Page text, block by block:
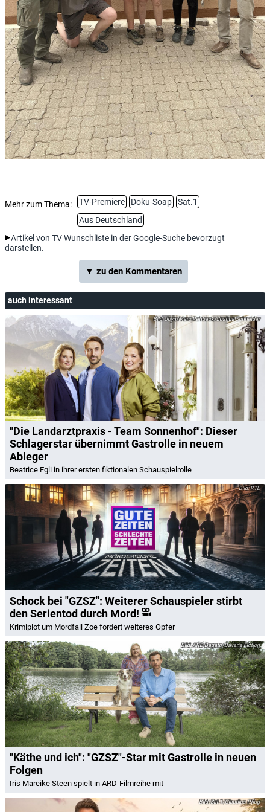
Mehr zum Thema: TV-Premiere Doku-Soap
Sat.1
Aus Deutschland
Artikel von TV Wunschliste in der Google-Suche bevorzugt
darstellen.
▼ zu den Kommentaren
auch interessant
Joyn/Marc Rehbeck/Joshua Schneider
"Die Landarztpraxis - Team Sonnenhof": Dieser
Schlagerstar übernimmt Gastrolle in neuem
Ableger
Beatrice Egli in ihrer ersten fiktionalen Schauspielrolle
RTL
Schock bei "GZSZ": Weiterer Schauspieler stirbt
den Serientod durch Mord!
Krimiplot um Mordfall Zoe fordert weiteres Opfer
ARD Degeto/Bavaria Fiction
"Käthe und ich": "GZSZ"-Star mit Gastrolle in neuen
Folgen
Iris Mareike Steen spielt in ARD-Filmreihe mit
Sat.1/Claudius Pflug